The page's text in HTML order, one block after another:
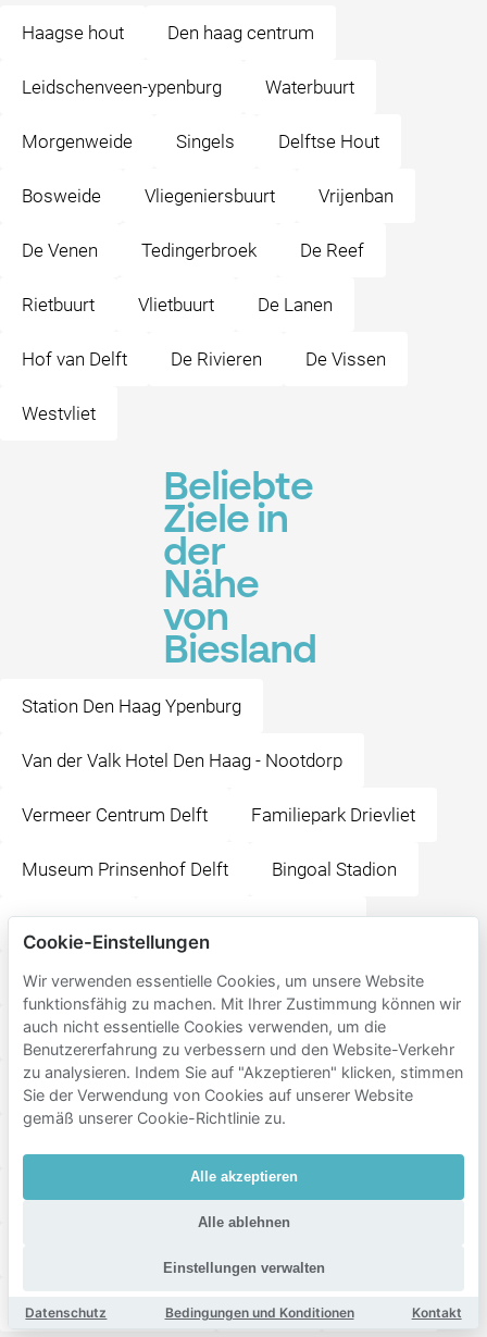
Haagse hout Den haag centrum
Leidschenveen-ypenburg Waterbuurt
Morgenweide Singels Delftse Hout
Bosweide Vliegeniersbuurt Vrijenban
De Venen Tedingerbroek De Reef
Rietbuurt Vlietbuurt De Lanen
Hof van Delft De Rivieren De Vissen
Westvliet
Beliebte
Ziele in
der
Nähe
von
Biesland
Station Den Haag Ypenburg
Van der Valk Hotel Den Haag - Nootdorp
Vermeer Centrum Delft Familiepark Drievliet
Museum Prinsenhof Delft Bingoal Stadion
Event Plaza Rijswijkse Schouwburg
Fokker Terminal Station Den Haag Moerwijk
Opera Zalencentrum
Station Den Haag Mariahoeve
Spinozahuis Amare - Den Haag
Anna van Buerenplein Fat Kee Spuiplein
Cookie-Einstellungen
Wir verwenden essentielle Cookies, um unsere Website
funktionsfähig zu machen. Mit Ihrer Zustimmung können wir
auch nicht essentielle Cookies verwenden, um die
Benutzererfahrung zu verbessern und den Website-Verkehr
zu analysieren. Indem Sie auf "Akzeptieren" klicken, stimmen
Sie der Verwendung von Cookies auf unserer Website
gemäß unserer Cookie-Richtlinie zu.
Alle akzeptieren
Alle ablehnen
Einstellungen verwalten
Datenschutz Bedingungen und Konditionen Kontakt